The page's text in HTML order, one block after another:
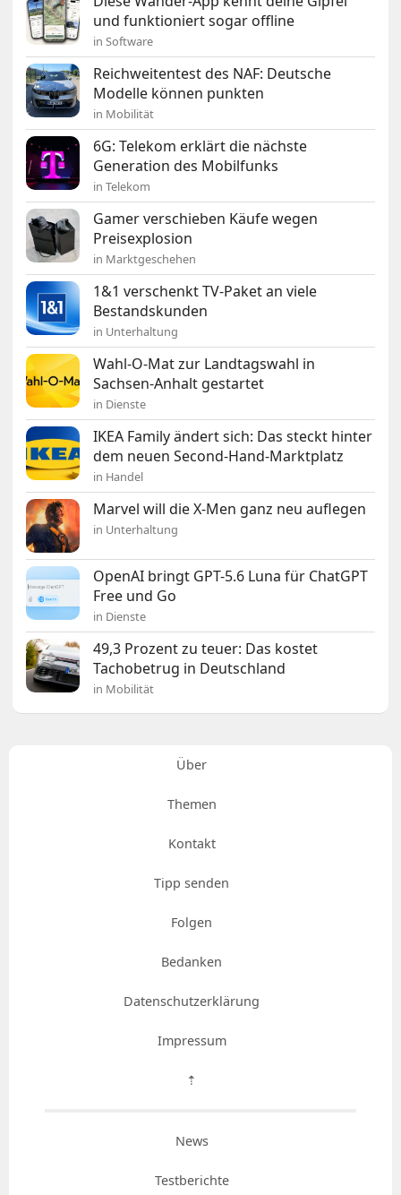
und funktioniert sogar offline
in Software
Reichweitentest des NAF: Deutsche
Modelle können punkten
in Mobilität
6G: Telekom erklärt die nächste
Generation des Mobilfunks
in Telekom
Gamer verschieben Käufe wegen
Preisexplosion
in Marktgeschehen
1&1 verschenkt TV-Paket an viele
Bestandskunden
in Unterhaltung
Wahl-O-Mat zur Landtagswahl in
Sachsen-Anhalt gestartet
in Dienste
IKEA Family ändert sich: Das steckt hinter
dem neuen Second-Hand-Marktplatz
in Handel
Marvel will die X-Men ganz neu auflegen
in Unterhaltung
OpenAI bringt GPT-5.6 Luna für ChatGPT
Free und Go
in Dienste
49,3 Prozent zu teuer: Das kostet
Tachobetrug in Deutschland
in Mobilität
Über
Themen
Kontakt
Tipp senden
Folgen
Bedanken
Datenschutzerklärung
Impressum
⇡
News
Testberichte